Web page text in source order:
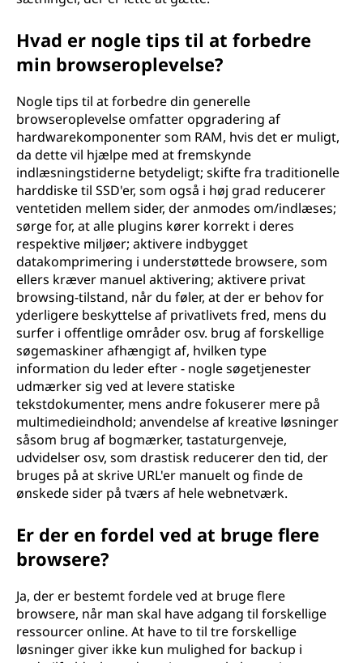
Hvad er nogle tips til at forbedre
min browseroplevelse?
Nogle tips til at forbedre din generelle
browseroplevelse omfatter opgradering af
hardwarekomponenter som RAM, hvis det er muligt,
da dette vil hjælpe med at fremskynde
indlæsningstiderne betydeligt; skifte fra traditionelle
harddiske til SSD'er, som også i høj grad reducerer
ventetiden mellem sider, der anmodes om/indlæses;
sørge for, at alle plugins kører korrekt i deres
respektive miljøer; aktivere indbygget
datakomprimering i understøttede browsere, som
ellers kræver manuel aktivering; aktivere privat
browsing-tilstand, når du føler, at der er behov for
yderligere beskyttelse af privatlivets fred, mens du
surfer i offentlige områder osv. brug af forskellige
søgemaskiner afhængigt af, hvilken type
information du leder efter - nogle søgetjenester
udmærker sig ved at levere statiske
tekstdokumenter, mens andre fokuserer mere på
multimedieindhold; anvendelse af kreative løsninger
såsom brug af bogmærker, tastaturgenveje,
udvidelser osv, som drastisk reducerer den tid, der
bruges på at skrive URL'er manuelt og finde de
ønskede sider på tværs af hele webnetværk.
Er der en fordel ved at bruge flere
browsere?
Ja, der er bestemt fordele ved at bruge flere
browsere, når man skal have adgang til forskellige
ressourcer online. At have to til tre forskellige
løsninger giver ikke kun mulighed for backup i